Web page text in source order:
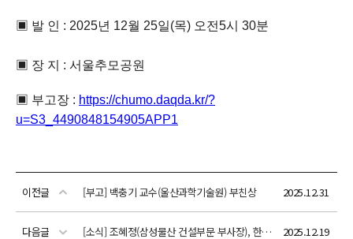
이전글 [부고] 백충기 교수(울산과학기술원) 부친상 2025.12.31
다음글 [소식] 조혜정(삼성물산 건설부문 부사장), 한국공학한림원 정회원 선정 2025.12.19